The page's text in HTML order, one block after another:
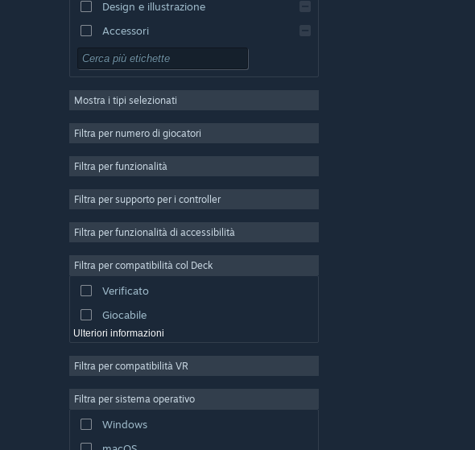
Design e illustrazione
Accessori
Free-to-Play
Multigiocatore di massa
Simulazione
Produzione di video
Fotoritocco
Mostra i tipi selezionati
Filtra per numero di giocatori
Filtra per funzionalità
Filtra per supporto per i controller
Filtra per funzionalità di accessibilità
Filtra per compatibilità col Deck
Verificato
Giocabile
Ulteriori informazioni
Filtra per compatibilità VR
Filtra per sistema operativo
Windows